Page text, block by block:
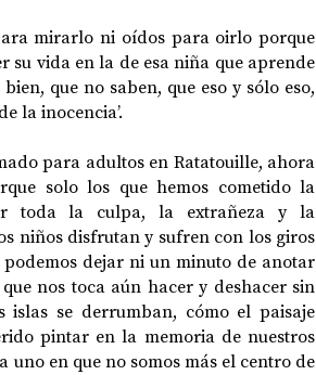
mirarlo ni oídos para oirlo porque
su vida en la de esa niña que aprende
que no saben, que eso y sólo eso,
la inocencia’.
para adultos en Ratatouille, ahora
solo los que hemos cometido la
toda la culpa, la extrañeza y la
niños disfrutan y sufren con los giros
dejar ni un minuto de anotar
nos toca aún hacer y deshacer sin
islas se derrumban, cómo el paisaje
pintar en la memoria de nuestros
en que no somos más el centro de